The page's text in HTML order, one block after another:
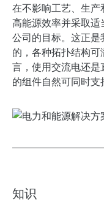
在不影响工艺、生
高能源效率并采取
公司的目标。这正
的，各种拓扑结构
言，使用交流电还
的组件自然可同时支
知识